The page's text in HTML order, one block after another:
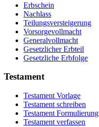
Erbschein
Nachlass
Teilungsversteigerung
Vorsorgevollmacht
Generalvollmacht
Gesetzlicher Erbteil
Gesetzliche Erbfolge
Testament
Testament Vorlage
Testament schreiben
Testament Formulierung
Testament verfassen